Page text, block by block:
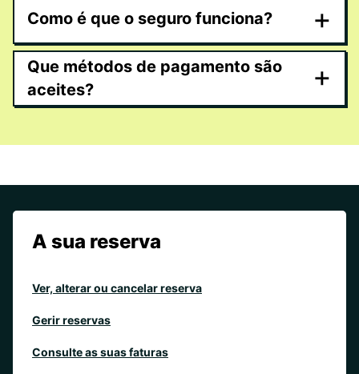
Como é que o seguro funciona? +
Que métodos de pagamento são
aceites?
+
A sua reserva
Ver, alterar ou cancelar reserva
Gerir reservas
Consulte as suas faturas